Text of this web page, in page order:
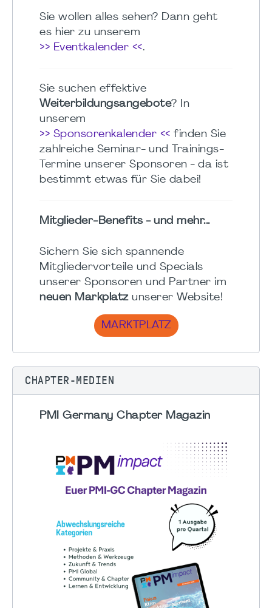
Sie wollen alles sehen? Dann geht
es hier zu unserem
>> Eventkalender <<.
Sie suchen effektive
Weiterbildungsangebote? In
unserem
>> Sponsorenkalender << finden Sie
zahlreiche Seminar- und Trainings-
Termine unserer Sponsoren - da ist
bestimmt etwas für Sie dabei!
Mitglieder-Benefits - und mehr...
Sichern Sie sich spannende
Mitgliedervorteile und Specials
unserer Sponsoren und Partner im
neuen Markplatzunserer Website!
MARKTPLATZ
CHAPTER-MEDIEN
PMI Germany Chapter Magazin